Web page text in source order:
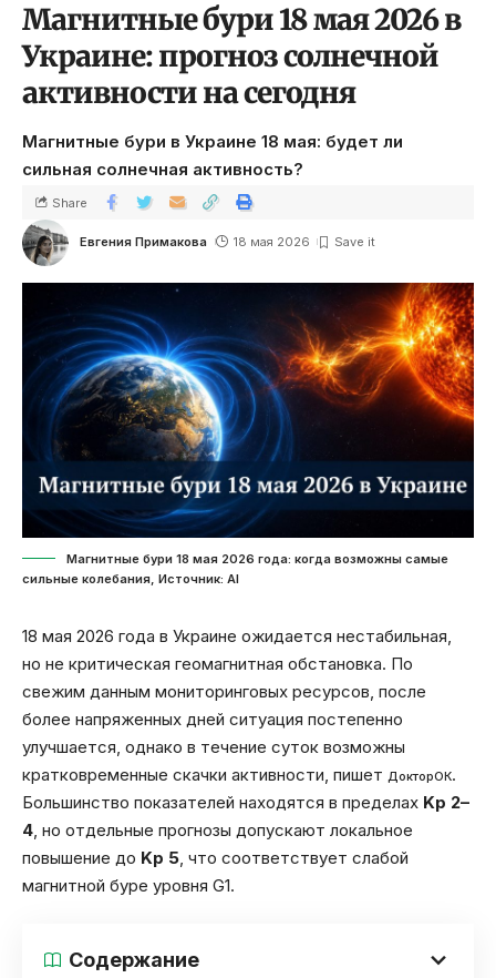
Магнитные бури 18 мая 2026 в
Украине: прогноз солнечной
активности на сегодня
Магнитные бури в Украине 18 мая: будет ли
сильная солнечная активность?
Евгения Примакова 18 мая 2026
Share
Магнитные бури 18 мая 2026 года: когда возможны самые
сильные колебания, Источник: Al
18 мая 2026 года в Украине ожидается нестабильная,
но не критическая геомагнитная обстановка. По
свежим данным мониторинговых ресурсов, после
более напряженных дней ситуация постепенно
улучшается, однако в течение суток возможны
кратковременные скачки активности, пишет ДокторОК.
Большинство показателей находятся в пределах Kp 2–
4 , но отдельные прогнозы допускают локальное
повышение до Kp 5 , что соответствует слабой
магнитной буре уровня G1.
Содержание